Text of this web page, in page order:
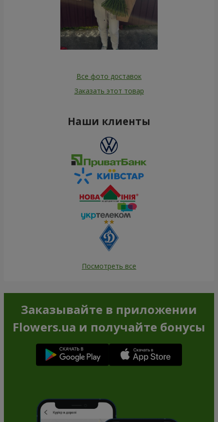
Все фото доставок
Заказать этот товар
Наши клиенты
Посмотреть все
Заказывайте в приложении
Flowers.ua и получайте бонусы